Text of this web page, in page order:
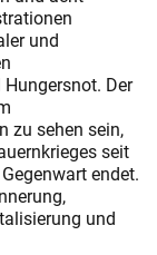
und
Der
zu sehen sein,
seit
endet.
und